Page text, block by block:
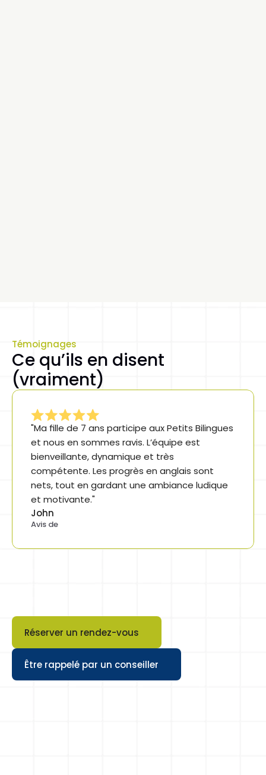
Témoignages
Ce qu’ils en disent
(vraiment)
"Ma fille de 7 ans participe aux Petits Bilingues
et nous en sommes ravis. L’équipe est
bienveillante, dynamique et très
compétente. Les progrès en anglais sont
nets, tout en gardant une ambiance ludique
et motivante."
John
Avis de
Réserver un rendez-vous
Être rappelé par un conseiller